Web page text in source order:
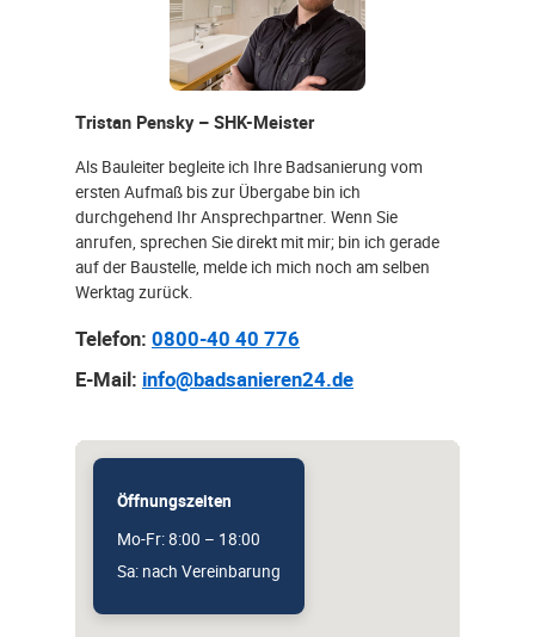
Tristan Pensky – SHK-Meister
Als Bauleiter begleite ich Ihre Badsanierung vom
ersten Aufmaß bis zur Übergabe bin ich
durchgehend Ihr Ansprechpartner. Wenn Sie
anrufen, sprechen Sie direkt mit mir; bin ich gerade
auf der Baustelle, melde ich mich noch am selben
Werktag zurück.
Telefon: 0800-40 40 776
E-Mail: info@badsanieren24.de
Öffnungszeiten
Mo-Fr: 8:00 – 18:00
Sa: nach Vereinbarung